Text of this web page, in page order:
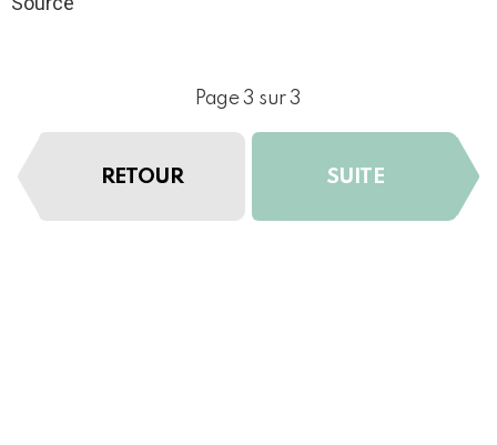
Page 3 sur 3
RETOUR SUITE